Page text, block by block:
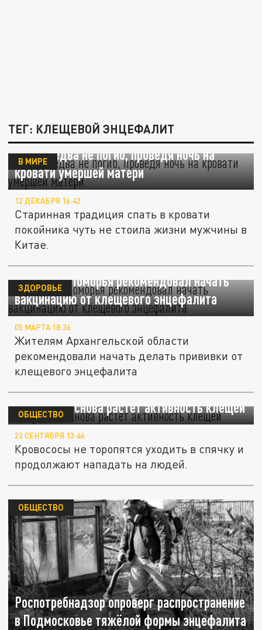
ТЕГ: КЛЕЩЕВОЙ ЭНЦЕФАЛИТ
Китаец едва не погиб, проведя ночь на
кровати умершей матери
В МИРЕ
12 ДЕКАБРЯ 16:42
Старинная традиция спать в кровати
покойника чуть не стоила жизни мужчины в
Китае.
Минздрав Поморья рекомендовал начать
вакцинацию от клещевого энцефалита
ЗДОРОВЬЕ
05 МАРТА 18:36
Жителям Архангельской области
рекомендовали начать делать прививки от
клещевого энцефалита
В Кузбассе снова растет активность клещей
ОБЩЕСТВО
23 СЕНТЯБРЯ 13:46
Кровососы не торопятся уходить в спячку и
продолжают нападать на людей.
Роспотребнадзор опроверг распространение
в Подмосковье тяжёлой формы энцефалита
ОБЩЕСТВО